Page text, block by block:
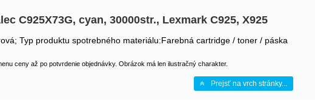
C925X73G, cyan, 30000str., Lexmark C925, X925
Typ produktu spotrebného materiálu:Farebná cartridge / toner / páska
ceny až po potvrdenie objednávky. Obrázok má len ilustračný charakter.
Prejsť na vrch stránky...